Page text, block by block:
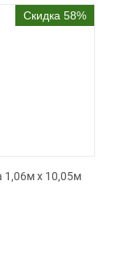
Скидка 58%
1,06м х 10,05м